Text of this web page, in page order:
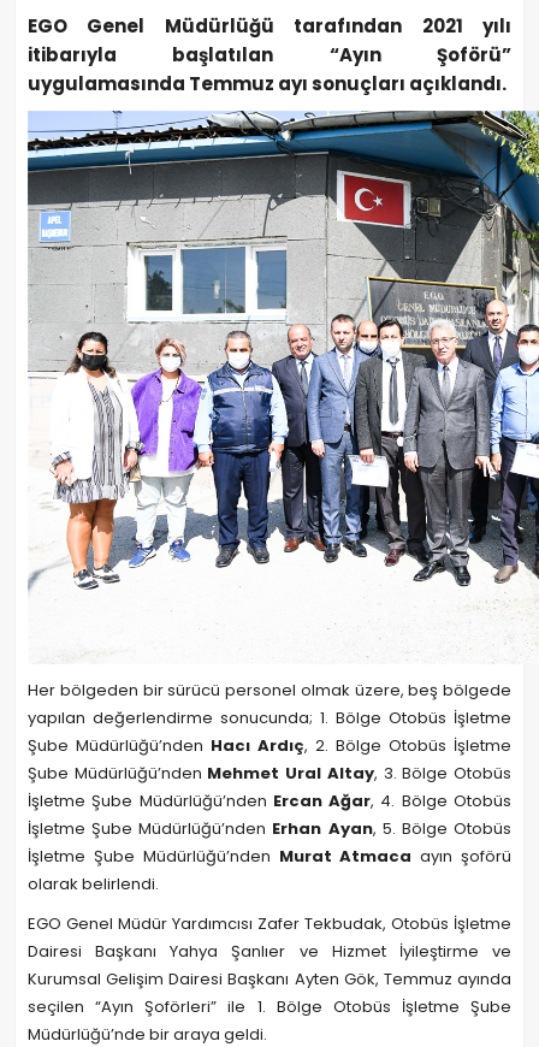
EGO Genel Müdürlüğü tarafından 2021 yılı
itibarıyla başlatılan “Ayın Şoförü”
uygulamasında Temmuz ayı sonuçları açıklandı.
Her bölgeden bir sürücü personel olmak üzere, beş bölgede
yapılan değerlendirme sonucunda; 1. Bölge Otobüs İşletme
Şube Müdürlüğü’nden Hacı Ardıç, 2. Bölge Otobüs İşletme
Şube Müdürlüğü’nden Mehmet Ural Altay, 3. Bölge Otobüs
İşletme Şube Müdürlüğü’nden Ercan Ağar, 4. Bölge Otobüs
İşletme Şube Müdürlüğü’nden Erhan Ayan, 5. Bölge Otobüs
İşletme Şube Müdürlüğü’nden Murat Atmaca ayın şoförü
olarak belirlendi.
EGO Genel Müdür Yardımcısı Zafer Tekbudak, Otobüs İşletme
Dairesi Başkanı Yahya Şanlıer ve Hizmet İyileştirme ve
Kurumsal Gelişim Dairesi Başkanı Ayten Gök, Temmuz ayında
seçilen “Ayın Şoförleri” ile 1. Bölge Otobüs İşletme Şube
Müdürlüğü’nde bir araya geldi.